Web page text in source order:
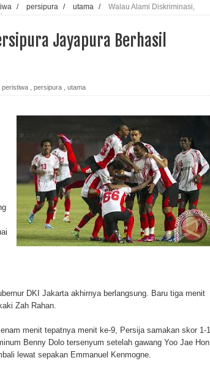
ke Tengah Jalan
Mace
Papua pada Peringatan Hari
Rice Expansion
/ persipura / utama /
Walau Alami Diskriminasi,
Jayapura Berhasil
peristiwa persipura utama
DKI Jakarta akhirnya berlangsung. Baru tiga menit
Zah Rahan.
menit tepatnya menit ke-9, Persija samakan skor 1-1
Benny Dolo tersenyum setelah gawang Yoo Jae Hon
lewat sepakan Emmanuel Kenmogne.